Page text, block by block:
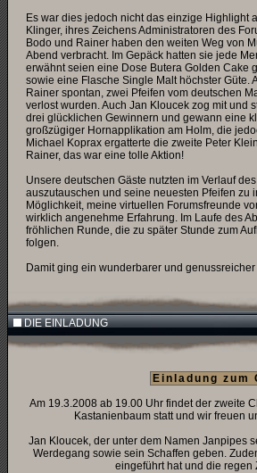
Es war dies jedoch nicht das einzige Highlight
Klinger, ihres Zeichens Administratoren des
Bodo und Rainer haben den weiten Weg von
Abend verbracht. Im Gepäck hatten sie jede
erwähnt seien eine Dose Butera Golden Cake
sowie eine Flasche Single Malt höchster Güte.
Rainer spontan, zwei Pfeifen vom deutschen
verlost wurden. Auch Jan Kloucek zog mit und
drei glücklichen Gewinnern und gewann eine
großzügiger Hornapplikation am Holm, die
Michael Koprax ergatterte die zweite Peter
Rainer, das war eine tolle Aktion!
Unsere deutschen Gäste nutzten im Verlauf
auszutauschen und seine neuesten Pfeifen zu
Möglichkeit, meine virtuellen Forumsfreunde
wirklich angenehme Erfahrung. Im Laufe des
fröhlichen Runde, die zu später Stunde zum
folgen.
Damit ging ein wunderbarer und
DIE EINLADUNG
Einladung zum
Am 19.3.2008 ab 19.00 Uhr findet der zweite
Kastanienbaum statt und wir freuen
Jan Kloucek, der unter dem Namen Janpipes
Werdegang sowie sein Schaffen geben.
eingeführt hat und die regen